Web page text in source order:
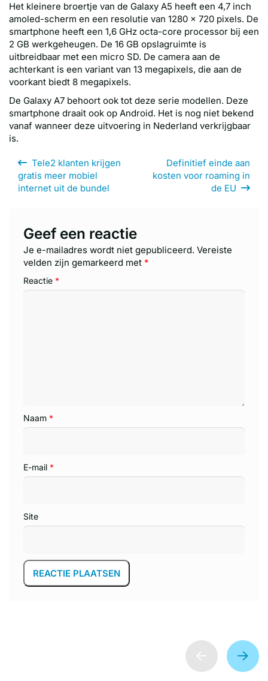
Het kleinere broertje van de Galaxy A5 heeft een 4,7 inch
amoled-scherm en een resolutie van 1280 x 720 pixels. De
smartphone heeft een 1,6 GHz octa-core processor bij een
2 GB werkgeheugen. De 16 GB opslagruimte is
uitbreidbaar met een micro SD. De camera aan de
achterkant is een variant van 13 megapixels, die aan de
voorkant biedt 8 megapixels.
De Galaxy A7 behoort ook tot deze serie modellen. Deze
smartphone draait ook op Android. Het is nog niet bekend
vanaf wanneer deze uitvoering in Nederland verkrijgbaar
is.
navigatie
Tele2 klanten krijgen
gratis meer mobiel
internet uit de bundel
Definitief einde aan
kosten voor roaming in
de EU
Geef een reactie
Je e-mailadres wordt niet gepubliceerd. Vereiste
velden zijn gemarkeerd met *
Reactie *
Naam *
E-mail *
Site